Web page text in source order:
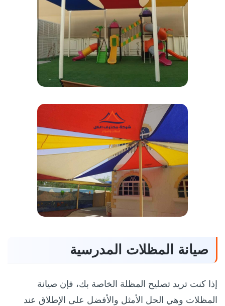
صيانة المظلات المدرسية
إذا كنت تريد تصليح المظلة الخاصة بك، فإن صيانة
المظلات وهي الحل الأمثل والأفضل على الإطلاق عند